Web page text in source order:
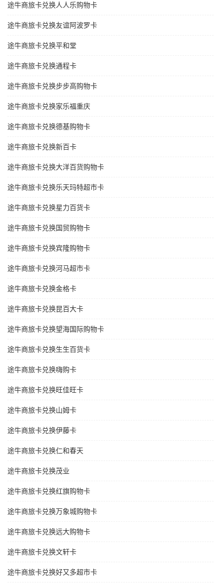
途牛商旅卡兑换人人乐购物卡
途牛商旅卡兑换友谊阿波罗卡
途牛商旅卡兑换平和堂
途牛商旅卡兑换通程卡
途牛商旅卡兑换步步高购物卡
途牛商旅卡兑换家乐福重庆
途牛商旅卡兑换德基购物卡
途牛商旅卡兑换新百卡
途牛商旅卡兑换大洋百货购物卡
途牛商旅卡兑换乐天玛特超市卡
途牛商旅卡兑换星力百货卡
途牛商旅卡兑换国贸购物卡
途牛商旅卡兑换宾隆购物卡
途牛商旅卡兑换河马超市卡
途牛商旅卡兑换金格卡
途牛商旅卡兑换昆百大卡
途牛商旅卡兑换望海国际购物卡
途牛商旅卡兑换生生百货卡
途牛商旅卡兑换嗨购卡
途牛商旅卡兑换旺佳旺卡
途牛商旅卡兑换山姆卡
途牛商旅卡兑换伊藤卡
途牛商旅卡兑换仁和春天
途牛商旅卡兑换茂业
途牛商旅卡兑换红旗购物卡
途牛商旅卡兑换万象城购物卡
途牛商旅卡兑换远大购物卡
途牛商旅卡兑换文轩卡
途牛商旅卡兑换好又多超市卡